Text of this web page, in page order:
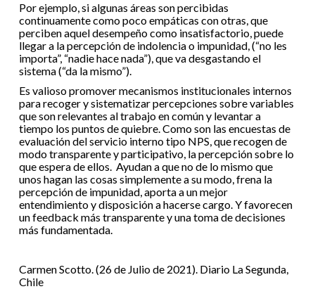
Por ejemplo, si algunas áreas son percibidas
continuamente como poco empáticas con otras, que
perciben aquel desempeño como insatisfactorio, puede
llegar a la percepción de indolencia o impunidad, (“no les
importa”, “nadie hace nada”), que va desgastando el
sistema (“da la mismo”).
Es valioso promover mecanismos institucionales internos
para recoger y sistematizar percepciones sobre variables
que son relevantes al trabajo en común y levantar a
tiempo los puntos de quiebre. Como son las encuestas de
evaluación del servicio interno tipo NPS, que recogen de
modo transparente y participativo, la percepción sobre lo
que espera de ellos. Ayudan a que no de lo mismo que
unos hagan las cosas simplemente a su modo, frena la
percepción de impunidad, aporta a un mejor
entendimiento y disposición a hacerse cargo. Y favorecen
un feedback más transparente y una toma de decisiones
más fundamentada.
Carmen Scotto. (26 de Julio de 2021). Diario La Segunda,
Chile